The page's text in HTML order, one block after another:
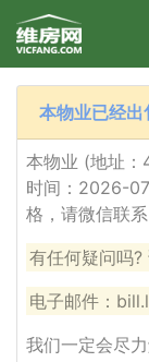
本物业已经出
本物业 (地址
时间：2026-
格，请微信联系
有任何疑问吗
电子邮件：
我们一定会尽力